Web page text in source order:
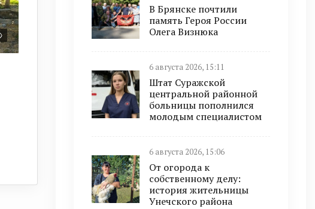
В Брянске почтили
память Героя России
Олега Визнюка
6 августа 2026, 15:11
Штат Суражской
центральной районной
больницы пополнился
молодым специалистом
6 августа 2026, 15:06
От огорода к
собственному делу:
история жительницы
Унечского района